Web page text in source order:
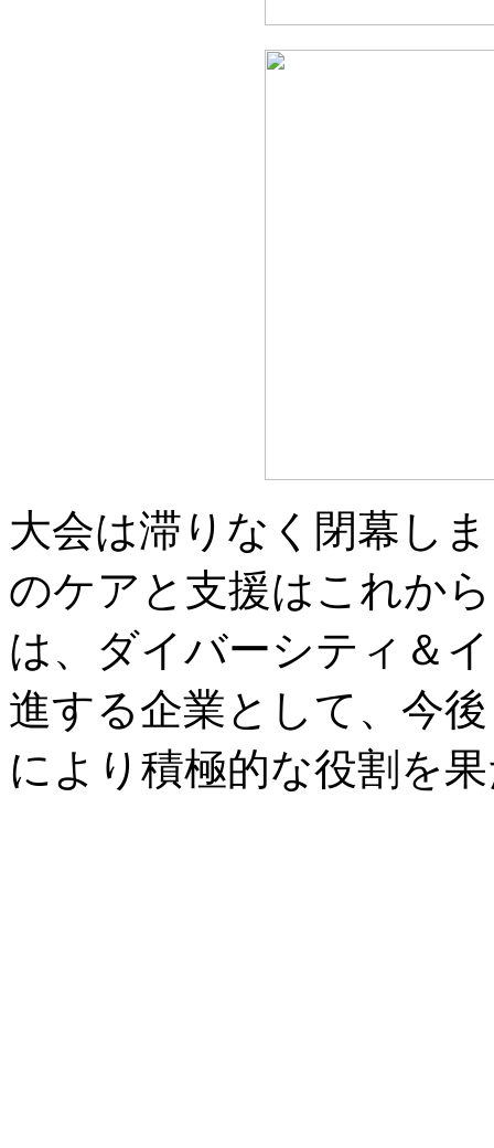
大会は滞りなく閉幕し
のケアと支援はこれか
は、ダイバーシティ＆
進する企業として、今
により積極的な役割を